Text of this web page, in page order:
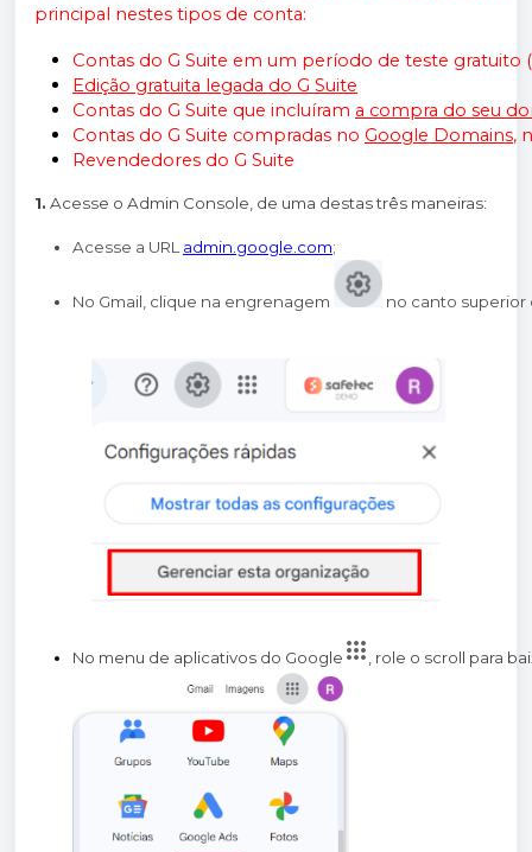
principal nestes tipos de conta:
Contas do G Suite em um período de teste
Edição gratuita legada do G Suite
Contas do G Suite que incluíram a compra do seu
Contas do G Suite compradas no Google Domains,
Revendedores do G Suite
1. Acesse o Admin Console, de uma destas três maneiras:
Acesse a URL admin.google.com;
No Gmail, clique na engrenagem no canto superior
No menu de aplicativos do Google , role o scroll para